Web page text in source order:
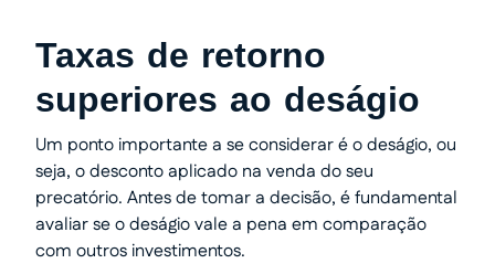
Taxas de retorno
superiores ao deságio
Um ponto importante a se considerar é o deságio, ou
seja, o desconto aplicado na venda do seu
precatório. Antes de tomar a decisão, é fundamental
avaliar se o deságio vale a pena em comparação
com outros investimentos.